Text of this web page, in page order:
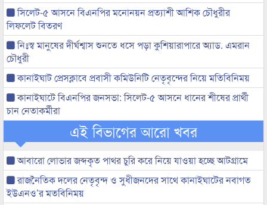
সিলেট-৫ আসনে বিএনপির মনোনয়ন প্রত্যাশী আশিক চৌধুরীর
লিফলেট বিতরণ
নিঃস্ব মানুষের দীর্ঘশ্বাস শুনতে ধসে পড়া কুশিয়ারাপারে অ্যাড. এমরান
চৌধুরী
কানাইঘাট প্রেসক্লাবে প্রবাসী কমিউনিটি নেতৃবৃন্দের নিয়ে মতিবিনিময়
কানাইঘাটে বিএনপির জনসভা: সিলেট-৫ আসনে ধানের শীষের প্রার্থী
চান নেতাকর্মীরা
এই বিভাগের আরো খবর
আবারো লোভার জব্দকৃত পাথর চুরি করে নিয়ে যাওয়া হচ্ছে আটগ্রামে
রাজনৈতিক দলের নেতৃবৃন্দ ও সুধীজনদের সাথে কানাইঘাটের নবাগত
ইউএনও’র মতবিনিময়